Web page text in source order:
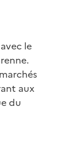
le
aux
du